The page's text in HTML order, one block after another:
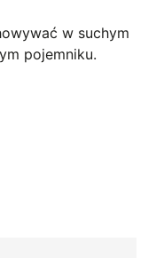
w suchym
pojemniku.